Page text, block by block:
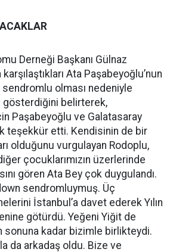
Derneği Başkanı Gülnaz
karşılaştıkları Ata Paşabeyoğlu’nun
olması nedeniyle
gösterdiğini belirterek,
Paşabeyoğlu ve Galatasaray
teşekkür etti. Kendisinin de bir
olduğunu vurgulayan Rodoplu,
çocuklarımızın üzerlerinde
gören Ata Bey çok duygulandı.
sendromluymuş. Üç
İstanbul’a davet ederek Yılın
götürdü. Yeğeni Yiğit de
sonuna kadar bizimle birlikteydi.
da arkadaş oldu. Bize ve